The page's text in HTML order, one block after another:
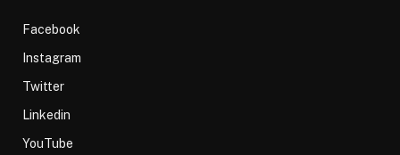
Facebook
Instagram
Twitter
Linkedin
YouTube